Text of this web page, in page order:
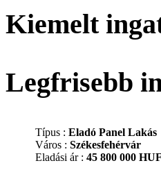
Kiemelt
Legfrisebb
Típus : Eladó Panel Lakás
Város : Székesfehérvár
Eladási ár : 45 800 000 HUF